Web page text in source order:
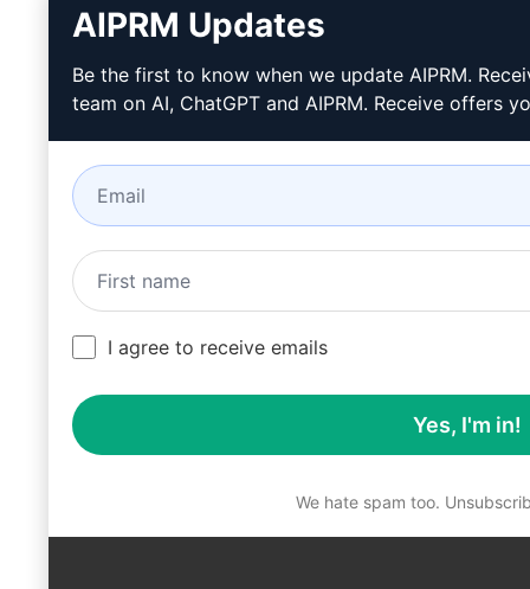
AIPRM Updates
Be the first to know when we update AIPRM.
team on AI, ChatGPT and AIPRM. Receive offers
I agree to receive emails
Yes, I'm in!
We hate spam too.